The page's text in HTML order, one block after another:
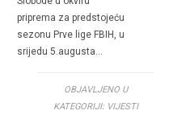
priprema za predstojeću
sezonu Prve lige FBIH, u
srijedu 5.augusta…
OBJAVLJENO U
KATEGORIJI: VIJESTI